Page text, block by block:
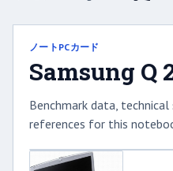
ノートPCカード
Samsung Q
Benchmark data,
references for this